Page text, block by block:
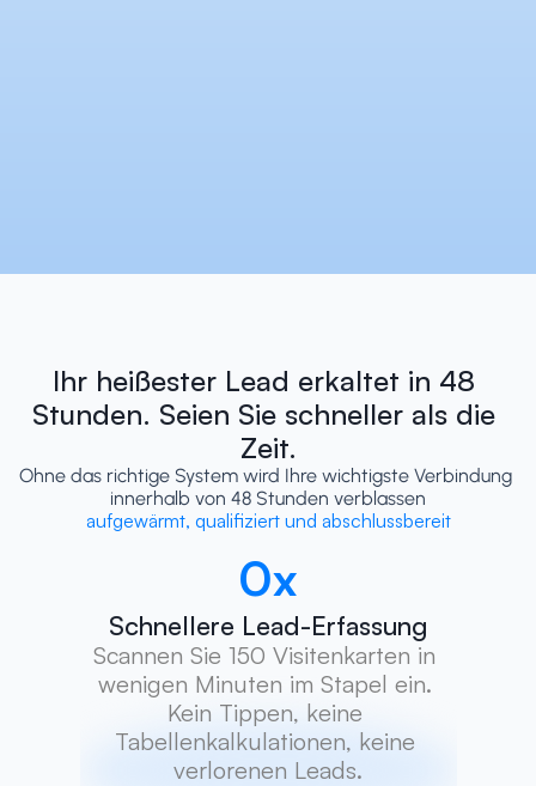
Ihr heißester Lead erkaltet in 48
Stunden. Seien Sie schneller als die
Zeit.
Ohne das richtige System wird Ihre wichtigste Verbindung
innerhalb von 48 Stunden verblassen
aufgewärmt, qualifiziert und abschlussbereit
0x
Schnellere Lead-Erfassung
Scannen Sie 150 Visitenkarten in
wenigen Minuten im Stapel ein.
Kein Tippen, keine
Tabellenkalkulationen, keine
verlorenen Leads.